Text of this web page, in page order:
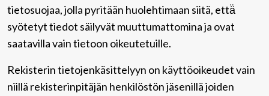
tietosuojaa, jolla pyritään huolehtimaan siitä, että̈
syötetyt tiedot säilyvät muuttumattomina ja ovat
saatavilla vain tietoon oikeutetuille.
Rekisterin tietojenkäsittelyyn on käyttöoikeudet vain
niillä rekisterinpitäjän henkilöstön jäsenillä joiden